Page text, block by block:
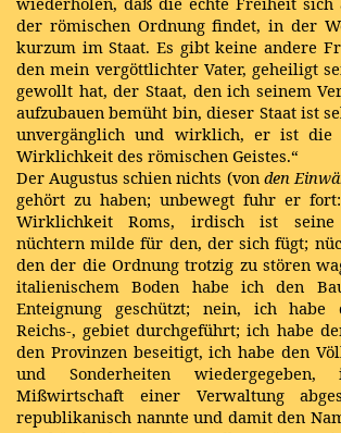
der römischen Ordnung findet, in der
kurzum im Staat. Es gibt keine andere
den mein vergöttlichter Vater, geheiligt
gewollt hat, der Staat, den ich seinem
aufzubauen bemüht bin, dieser Staat ist
unvergänglich und wirklich, er ist
Wirklichkeit des römischen Geistes.“
Der Augustus schien nichts (von den
gehört zu haben; unbewegt fuhr er
Wirklichkeit Roms, irdisch ist seine
nüchtern milde für den, der sich fügt;
den der die Ordnung trotzig zu stören
italienischem Boden habe ich den
Enteignung geschützt; nein, ich
Reichs-, gebiet durchgeführt; ich habe
den Provinzen beseitigt, ich habe den
und Sonderheiten
Mißwirtschaft einer Verwaltung
republikanisch nannte und damit den